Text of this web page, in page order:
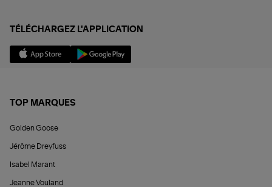
TÉLÉCHARGEZ L'APPLICATION
TOP MARQUES
Golden Goose
Jérôme Dreyfuss
Isabel Marant
Jeanne Vouland